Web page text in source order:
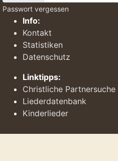
Passwort vergessen
Info:
Kontakt
Statistiken
Datenschutz
Linktipps:
Christliche Partnersuche
Liederdatenbank
Kinderlieder